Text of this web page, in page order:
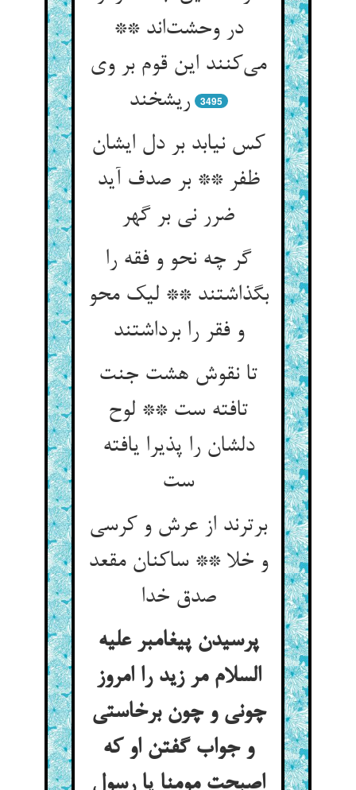
در وحشت‌‌اند **
می‌‌کنند این قوم بر وی
ریشخند
3495
کس نیابد بر دل ایشان
ظفر ** بر صدف آید
ضرر نی بر گهر
گر چه نحو و فقه را
بگذاشتند ** لیک محو
و فقر را برداشتند
تا نقوش هشت جنت
تافته ست ** لوح
دلشان را پذیرا یافته
برترند از عرش و کرسی
و خلا ** ساکنان مقعد
صدق خدا
پرسیدن پیغامبر علیه
السلام مر زید را امروز
چونی و چون برخاستی
و جواب گفتن او که
اصبحت مومنا یا رسول